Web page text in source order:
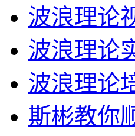
波浪理论
波浪理论
波浪理论
斯彬教你